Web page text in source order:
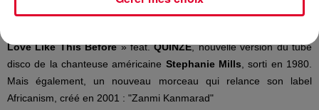
Love Like This Before» feat.QUINZE, nouvelle version du tube
disco de la chanteuse américaine Stephanie Mills, sorti en 1980.
Mais également, un nouveau morceau qui relance son label
Africanism, créé en 2001 : "Zanmi Kanmarad"